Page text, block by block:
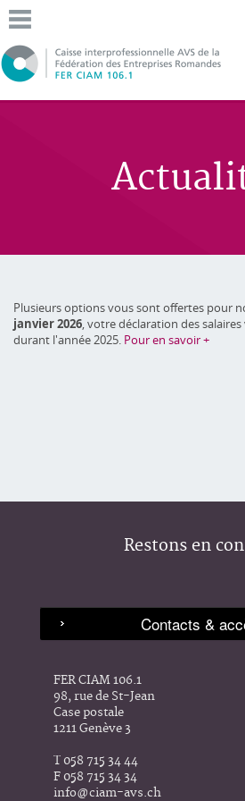
Plusieurs options vous sont offertes pour
janvier 2026, votre déclaration des
durant l'année 2025. Pour en savoir +
Restons en
FER CIAM 106.1
98, rue de St-Jean
Case postale
1211 Genève 3
T 058 715 34 44
F 058 715 34 34
info@ciam-avs.ch